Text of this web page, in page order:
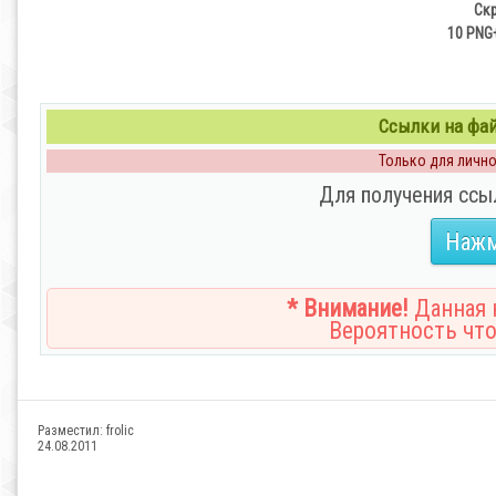
10
Ссылки на
Только для
Для получения
* Внимание! Данная
Вероятность
Разместил: frolic
24.08.2011